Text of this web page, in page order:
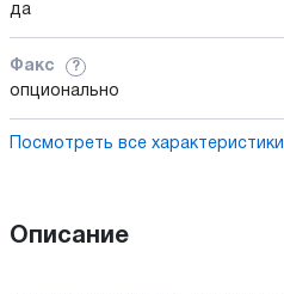
да
Факс ?
опционально
Посмотреть все характеристики
Описание